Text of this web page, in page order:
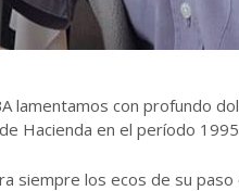
lamentamos con profundo
Hacienda en el período
siempre los ecos de su